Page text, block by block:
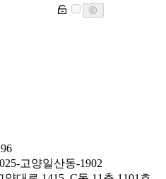
고양일산동-1902